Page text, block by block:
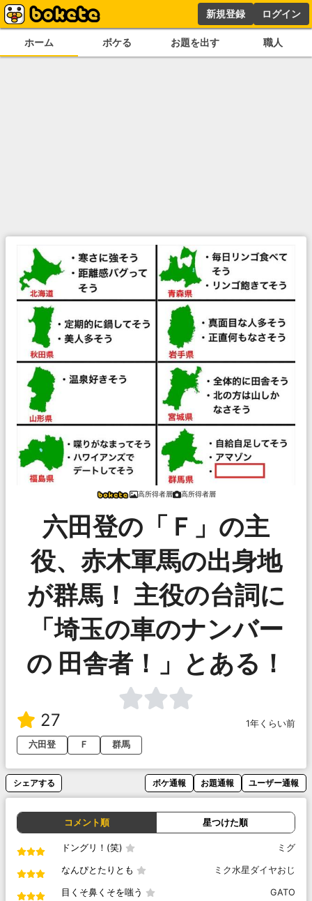
新規登録 ログイン
ホーム ボケる お題を出す 職人
高所得者層 高所得者層
六田登の「Ｆ」の主
役、赤木軍馬の出身地
が群馬！ 主役の台詞に
「埼玉の車のナンバー
の 田舎者！」とある！
27
1年くらい前
六田登
Ｆ 群馬
シェアする ボケ通報 お題通報 ユーザー通報
コメント順 星つけた順
ドングリ！(笑) ミグ
なんぴとたりとも ミク水星ダイヤおじ
目くそ鼻くそを嗤う GATO